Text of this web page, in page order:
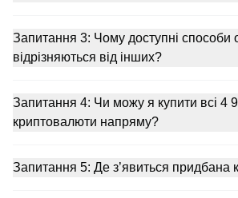
Запитання 3: Чому доступні способи
відрізняються від інших?
Запитання 4: Чи можу я купити всі 4
криптовалюти напряму?
Запитання 5: Де з’явиться придбана